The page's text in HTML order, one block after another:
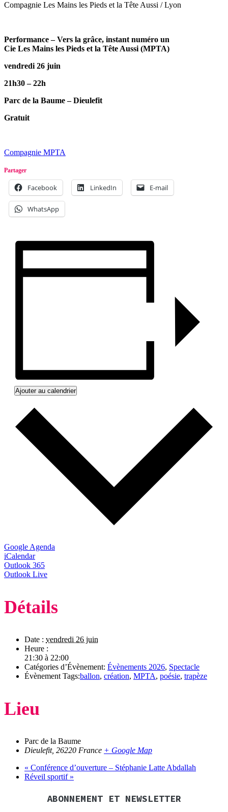
Compagnie Les Mains les Pieds et la Tête Aussi / Lyon
Performance – Vers la grâce, instant numéro un
Cie Les Mains les Pieds et la Tête Aussi (MPTA)
vendredi 26 juin
21h30 – 22h
Parc de la Baume – Dieulefit
Gratuit
Compagnie MPTA
Partager
Facebook LinkedIn E-mail
WhatsApp
Ajouter au calendrier
Google Agenda
iCalendar
Outlook 365
Outlook Live
Détails
Date : vendredi 26 juin
Heure :
21:30 à 22:00
Catégories d’Évènement: Évènements 2026, Spectacle
Évènement Tags:ballon, création, MPTA, poésie, trapèze
Lieu
Parc de la Baume
Dieulefit, 26220 France + Google Map
« Conférence d’ouverture – Stéphanie Latte Abdallah
Réveil sportif »
ABONNEMENT ET NEWSLETTER